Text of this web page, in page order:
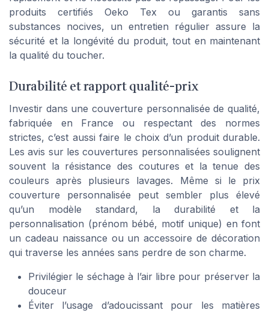
produits certifiés Oeko Tex ou garantis sans
substances nocives, un entretien régulier assure la
sécurité et la longévité du produit, tout en maintenant
la qualité du toucher.
Durabilité et rapport qualité-prix
Investir dans une couverture personnalisée de qualité,
fabriquée en France ou respectant des normes
strictes, c’est aussi faire le choix d’un produit durable.
Les avis sur les couvertures personnalisées soulignent
souvent la résistance des coutures et la tenue des
couleurs après plusieurs lavages. Même si le prix
couverture personnalisée peut sembler plus élevé
qu’un modèle standard, la durabilité et la
personnalisation (prénom bébé, motif unique) en font
un cadeau naissance ou un accessoire de décoration
qui traverse les années sans perdre de son charme.
Privilégier le séchage à l’air libre pour préserver la
douceur
Éviter l’usage d’adoucissant pour les matières